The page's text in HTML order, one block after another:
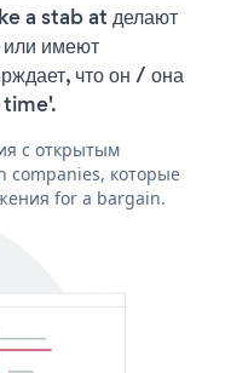
a stab at делают
имеют
что он / она
time'.
с открытым
companies, которые
for a bargain.